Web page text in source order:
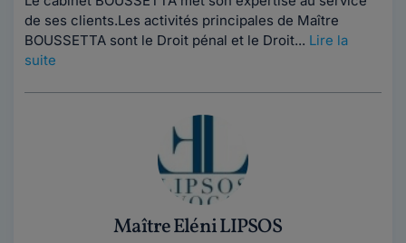
de ses clients.Les activités principales de Maître
BOUSSETTA sont le Droit pénal et le Droit... Lire la
suite
Maître Eléni LIPSOS